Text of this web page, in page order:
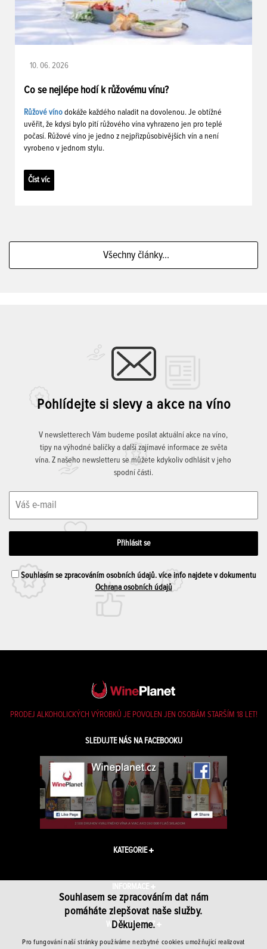
10. 06. 2026
Co se nejlépe hodí k růžovému vínu?
Růžové víno dokáže každého naladit na dovolenou. Je obtížné
uvěřit, že kdysi bylo pití růžového vína vyhrazeno jen pro teplé
počasí. Růžové víno je jedno z nejpřizpůsobivějších vín a není
vyrobeno v jednom stylu.
Číst víc
Všechny články...
Pohlídejte si slevy a akce na víno
V newsletterech Vám budeme posílat aktuální akce na víno,
tipy na výhodné balíčky a další zajímavé informace ze světa
vína. Z našeho newsletteru se můžete kdykoliv odhlásit v jeho
spodní části.
Souhlasím se zpracováním osobních údajů. více info najdete v dokumentu
Ochrana osobních údajů
PRODEJ ALKOHOLICKÝCH VÝROBKŮ JE POVOLEN JEN OSOBÁM STARŠÍM 18 LET!
SLEDUJTE NÁS NA FACEBOOKU
KATEGORIE
INFORMACE
WINEPLANET.CZ
Souhlasem se zpracováním dat nám
pomáháte zlepšovat naše služby.
Děkujeme.
Pro fungování naší stránky používáme nezbytné cookies umožňující realizovat